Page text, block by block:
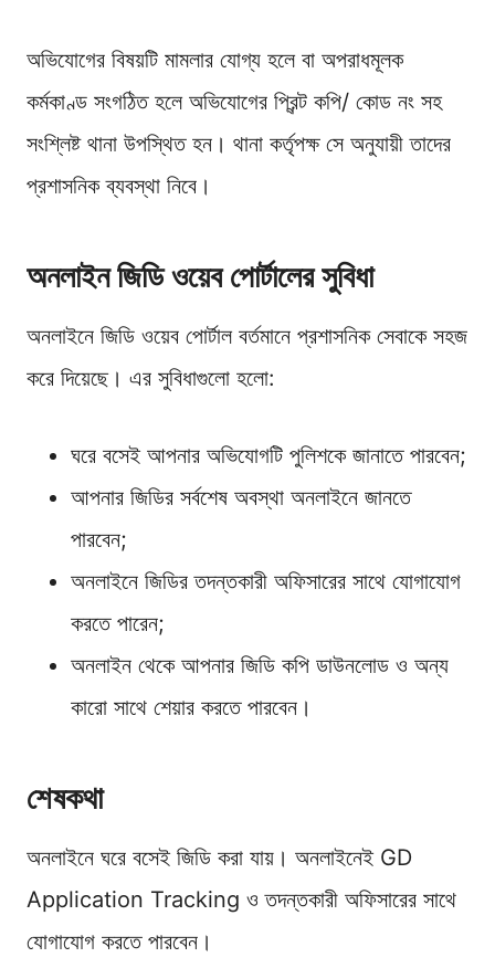
অভিযোগের বিষয়টি মামলার যোগ্য হলে বা অপরাধমূলক
কর্মকাণ্ড সংগঠিত হলে অভিযোগের প্রিন্ট কপি/ কোড নং সহ
সংশ্লিষ্ট থানা উপস্থিত হন। থানা কর্তৃপক্ষ সে অনুযায়ী তাদের
প্রশাসনিক ব্যবস্থা নিবে।
অনলাইন জিডি ওয়েব পোর্টালের সুবিধা
অনলাইনে জিডি ওয়েব পোর্টাল বর্তমানে প্রশাসনিক সেবাকে সহজ
করে দিয়েছে। এর সুবিধাগুলো হলো:
ঘরে বসেই আপনার অভিযোগটি পুলিশকে জানাতে পারবেন;
আপনার জিডির সর্বশেষ অবস্থা অনলাইনে জানতে
পারবেন;
অনলাইনে জিডির তদন্তকারী অফিসারের সাথে যোগাযোগ
করতে পারেন;
অনলাইন থেকে আপনার জিডি কপি ডাউনলোড ও অন্য
কারো সাথে শেয়ার করতে পারবেন।
শেষকথা
অনলাইনে ঘরে বসেই জিডি করা যায়। অনলাইনেই GD
Application Tracking ও তদন্তকারী অফিসারের সাথে
যোগাযোগ করতে পারবেন।